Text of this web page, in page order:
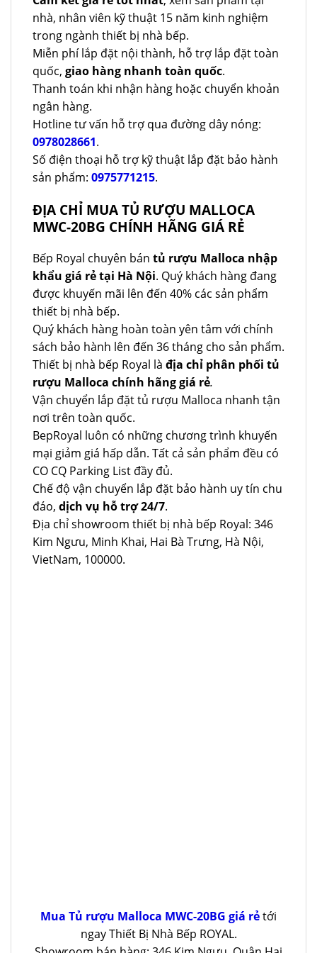
nhà, nhân viên kỹ thuật 15 năm kinh nghiệm
trong ngành thiết bị nhà bếp.
Miễn phí lắp đặt nội thành, hỗ trợ lắp đặt toàn
quốc, giao hàng nhanh toàn quốc.
Thanh toán khi nhận hàng hoặc chuyển khoản
ngân hàng.
Hotline tư vấn hỗ trợ qua đường dây nóng:
0978028661.
Số điện thoại hỗ trợ kỹ thuật lắp đặt bảo hành
sản phẩm: 0975771215.
ĐỊA CHỈ MUA TỦ RƯỢU MALLOCA
MWC-20BG CHÍNH HÃNG GIÁ RẺ
Bếp Royal chuyên bán tủ rượu Malloca nhập
khẩu giá rẻ tại Hà Nội. Quý khách hàng đang
được khuyến mãi lên đến 40% các sản phẩm
thiết bị nhà bếp.
Quý khách hàng hoàn toàn yên tâm với chính
sách bảo hành lên đến 36 tháng cho sản phẩm.
Thiết bị nhà bếp Royal là địa chỉ phân phối tủ
rượu Malloca chính hãng giá rẻ.
Vận chuyển lắp đặt tủ rượu Malloca nhanh tận
nơi trên toàn quốc.
BepRoyal luôn có những chương trình khuyến
mại giảm giá hấp dẫn. Tất cả sản phẩm đều có
CO CQ Parking List đầy đủ.
Chế độ vận chuyển lắp đặt bảo hành uy tín chu
đáo, dịch vụ hỗ trợ 24/7.
Địa chỉ showroom thiết bị nhà bếp Royal: 346
Kim Ngưu, Minh Khai, Hai Bà Trưng, Hà Nội,
VietNam, 100000.
Mua Tủ rượu Malloca MWC-20BG giá rẻtới
ngay Thiết Bị Nhà Bếp ROYAL.